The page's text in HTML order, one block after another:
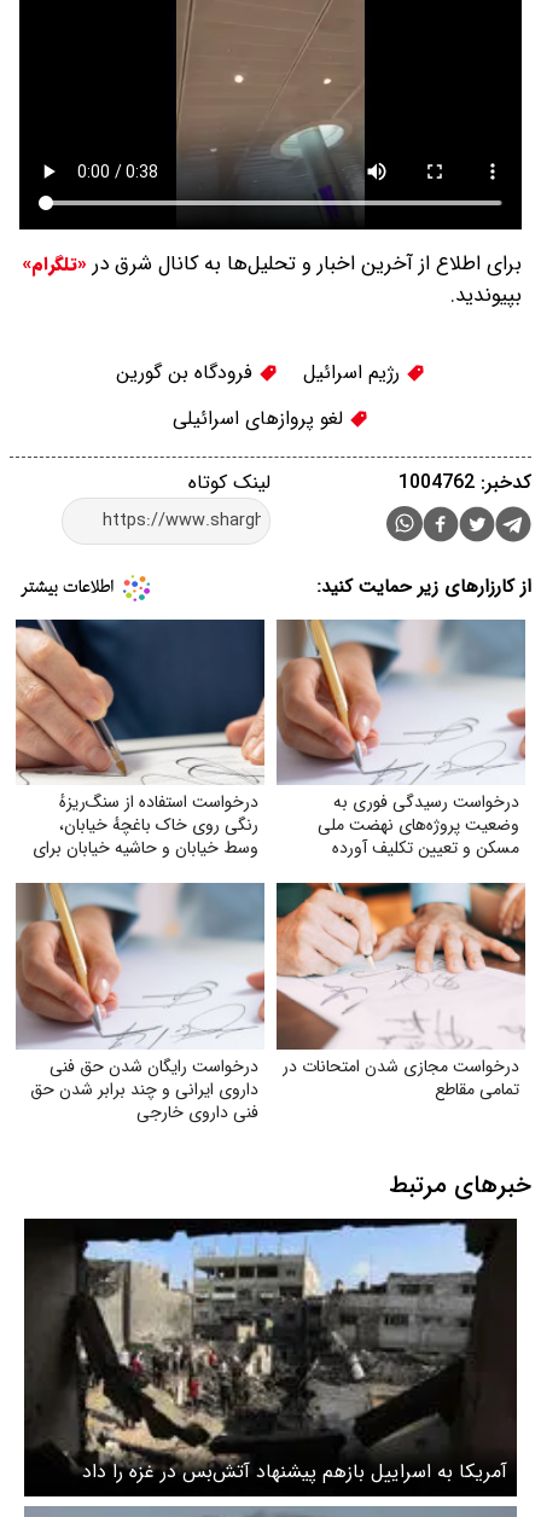
برای اطلاع از آخرین اخبار و تحلیل‌ها به کانال شرق در «تلگرام»
بپیوندید.
رژیم اسرائیل
فرودگاه بن گورین
لغو پروازهای اسرائیلی
لینک کوتاه کدخبر: 1004762
از کارزارهای زیر حمایت کنید:
درخواست رسیدگی فوری به
وضعیت پروژه‌های نهضت ملی
مسکن و تعیین تکلیف آورده
درخواست استفاده از سنگ‌ریزهٔ
رنگی روی خاک باغچهٔ خیابان،
وسط خیابان و حاشیه خیابان برای
درخواست مجازی شدن امتحانات در
تمامی مقاطع
درخواست رایگان شدن حق فنی
داروی ایرانی و چند برابر شدن حق
فنی داروی خارجی
خبرهای مرتبط
آمریکا به اسراییل بازهم پیشنهاد آتش‌بس در غزه را داد